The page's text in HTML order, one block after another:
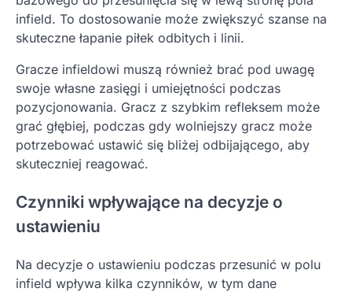
infield. To dostosowanie może zwiększyć szanse na
skuteczne łapanie piłek odbitych i linii.
Gracze infieldowi muszą również brać pod uwagę
swoje własne zasięgi i umiejętności podczas
pozycjonowania. Gracz z szybkim refleksem może
grać głębiej, podczas gdy wolniejszy gracz może
potrzebować ustawić się bliżej odbijającego, aby
skuteczniej reagować.
Czynniki wpływające na decyzje o
ustawieniu
Na decyzje o ustawieniu podczas przesunić w polu
infield wpływa kilka czynników, w tym dane